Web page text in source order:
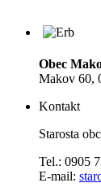
Obec
Makov 60,
Kontakt
Starosta
Tel.: 0905
E-mail: